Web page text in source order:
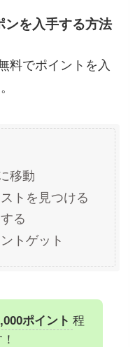
ンを入手する方法
料でポイントを入
移動
トを見つける
る
トゲット
ポイント 程